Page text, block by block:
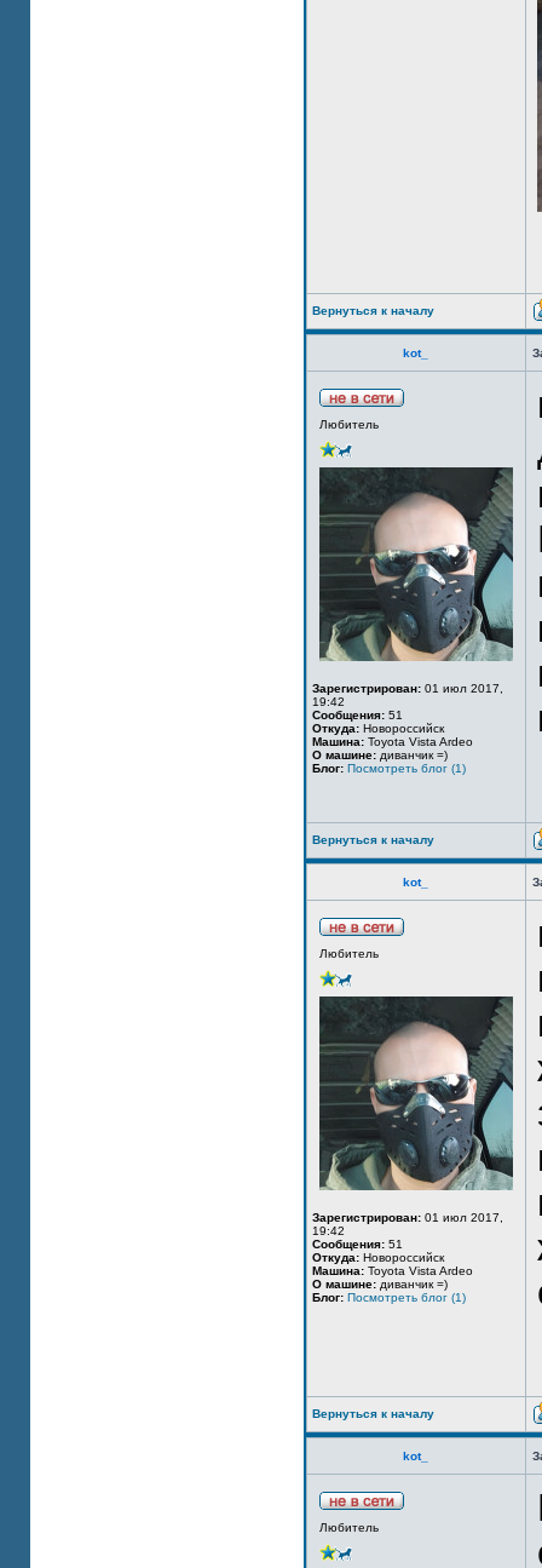
Вернуться к началу
kot_
Любитель
Зарегистрирован: 01 июл 2017,
19:42
Сообщения: 51
Откуда: Новороссийск
Машина: Toyota Vista Ardeo
О машине: диванчик =)
Блог: Посмотреть блог (1)
Вернуться к началу
kot_
Любитель
Зарегистрирован: 01 июл 2017,
19:42
Сообщения: 51
Откуда: Новороссийск
Машина: Toyota Vista Ardeo
О машине: диванчик =)
Блог: Посмотреть блог (1)
Вернуться к началу
kot_
Любитель